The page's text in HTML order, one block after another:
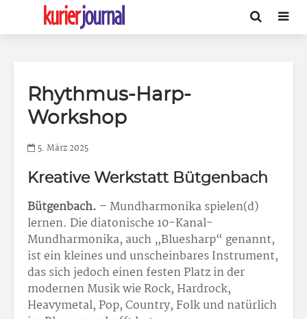
Rhythmus-Harp-
Workshop
5. März 2025
Kreative Werkstatt Bütgenbach
Bütgenbach. – Mundharmonika spielen(d)
lernen. Die diatonische 10-Kanal-
Mundharmonika, auch „Bluesharp“ genannt,
ist ein kleines und unscheinbares Instrument,
das sich jedoch einen festen Platz in der
modernen Musik wie Rock, Hardrock,
Heavymetal, Pop, Country, Folk und natürlich